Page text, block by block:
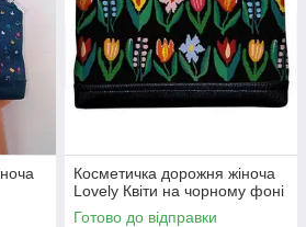
Косметичка дорожня жіноча
Lovely Квіти на чорному фоні
Готово до відправки